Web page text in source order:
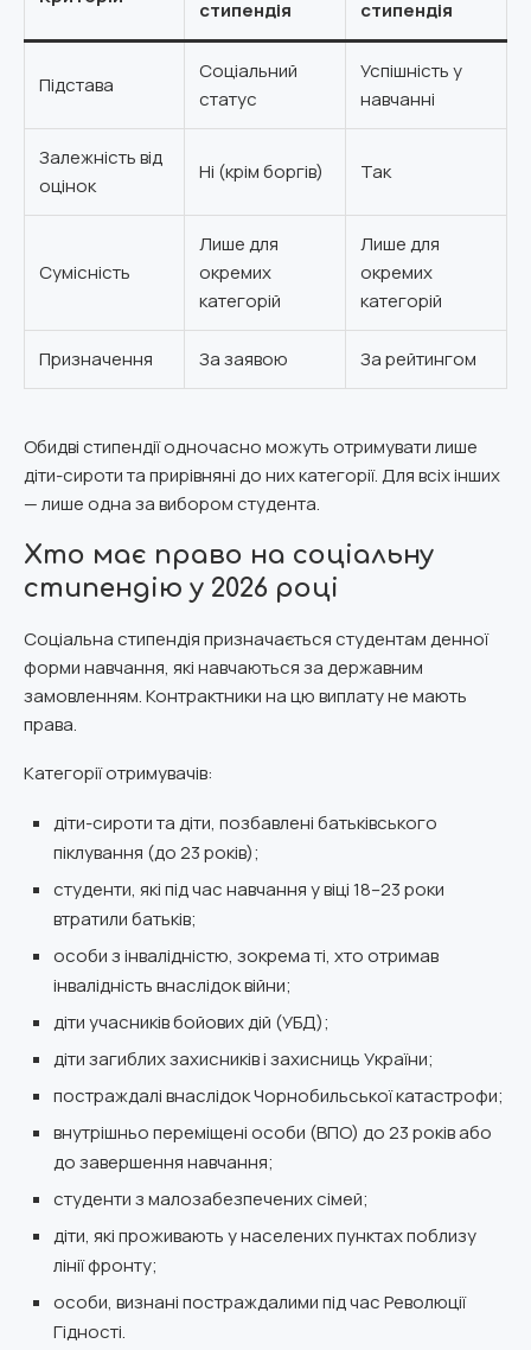
стипендія
стипендія
Підстава
Соціальний
статус
Успішність у
навчанні
Залежність від
оцінок
Ні (крім боргів) Так
Сумісність
Лише для
окремих
категорій
Лише для
окремих
категорій
Призначення За заявою За рейтингом
Обидві стипендії одночасно можуть отримувати лише
діти-сироти та прирівняні до них категорії. Для всіх інших
— лише одна за вибором студента.
Хто має право на соціальну
стипендію у 2026 році
Соціальна стипендія призначається студентам денної
форми навчання, які навчаються за державним
замовленням. Контрактники на цю виплату не мають
права.
Категорії отримувачів:
діти-сироти та діти, позбавлені батьківського
піклування (до 23 років);
студенти, які під час навчання у віці 18–23 роки
втратили батьків;
особи з інвалідністю, зокрема ті, хто отримав
інвалідність внаслідок війни;
діти учасників бойових дій (УБД);
діти загиблих захисників і захисниць України;
постраждалі внаслідок Чорнобильської катастрофи;
внутрішньо переміщені особи (ВПО) до 23 років або
до завершення навчання;
студенти з малозабезпечених сімей;
діти, які проживають у населених пунктах поблизу
лінії фронту;
особи, визнані постраждалими під час Революції
Гідності.